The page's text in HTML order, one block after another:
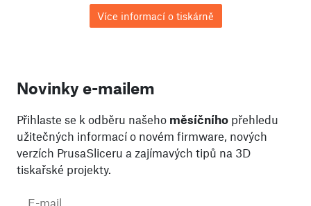
Více informací o tiskárně
Novinky e-mailem
Přihlaste se k odběru našeho měsíčního přehledu
užitečných informací o novém firmware, nových
verzích PrusaSliceru a zajímavých tipů na 3D
tiskařské projekty.